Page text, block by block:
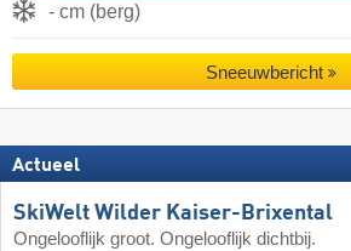
- cm (berg)
Sneeuwbericht
Actueel
SkiWelt Wilder Kaiser-Brixental
Ongelooflijk groot. Ongelooflijk dichtbij.